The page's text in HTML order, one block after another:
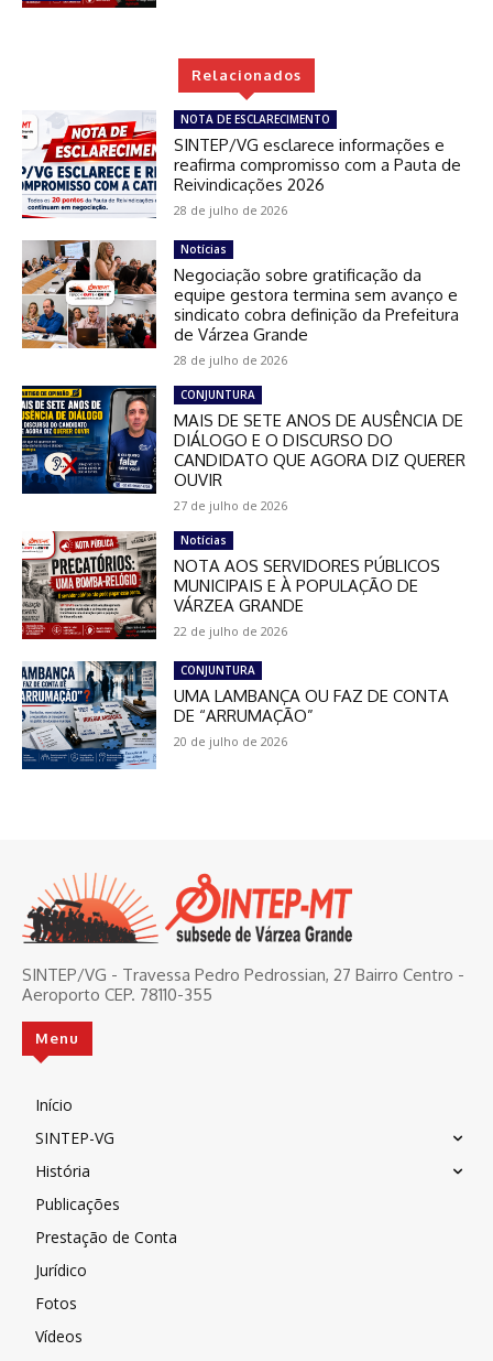
Relacionados
NOTA DE ESCLARECIMENTO
SINTEP/VG esclarece informações e
reafirma compromisso com a Pauta de
Reivindicações 2026
28 de julho de 2026
Notícias
Negociação sobre gratificação da
equipe gestora termina sem avanço e
sindicato cobra definição da Prefeitura
de Várzea Grande
28 de julho de 2026
CONJUNTURA
MAIS DE SETE ANOS DE AUSÊNCIA DE
DIÁLOGO E O DISCURSO DO
CANDIDATO QUE AGORA DIZ QUERER
OUVIR
27 de julho de 2026
Notícias
NOTA AOS SERVIDORES PÚBLICOS
MUNICIPAIS E À POPULAÇÃO DE
VÁRZEA GRANDE
22 de julho de 2026
CONJUNTURA
UMA LAMBANÇA OU FAZ DE CONTA
DE “ARRUMAÇÃO”
20 de julho de 2026
SINTEP/VG - Travessa Pedro Pedrossian, 27 Bairro Centro -
Aeroporto CEP. 78110-355
Menu
Início
SINTEP-VG
História
Publicações
Prestação de Conta
Jurídico
Fotos
Vídeos